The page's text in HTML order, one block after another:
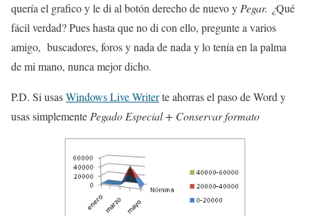
quería el grafico y le di al botón derecho de nuevo y Pegar. ¿Qué
fácil verdad? Pues hasta que no di con ello, pregunte a varios
amigo, buscadores, foros y nada de nada y lo tenía en la palma
de mi mano, nunca mejor dicho.
P.D. Si usasWindows Live Writerte ahorras el paso de Word y
usas simplemente Pegado Especial + Conservar formato